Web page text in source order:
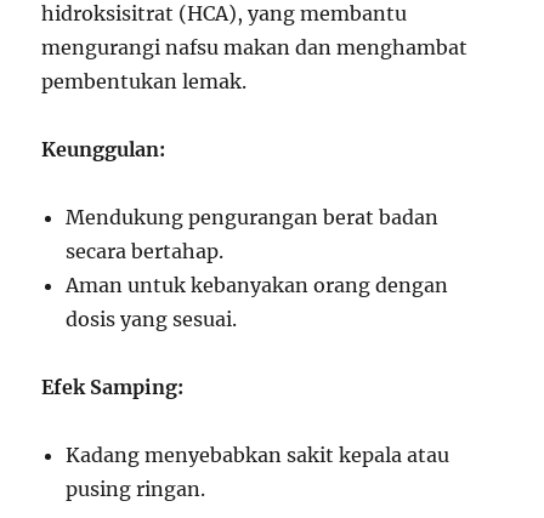
hidroksisitrat (HCA), yang membantu
mengurangi nafsu makan dan menghambat
pembentukan lemak.
Keunggulan:
Mendukung pengurangan berat badan
secara bertahap.
Aman untuk kebanyakan orang dengan
dosis yang sesuai.
Efek Samping:
Kadang menyebabkan sakit kepala atau
pusing ringan.